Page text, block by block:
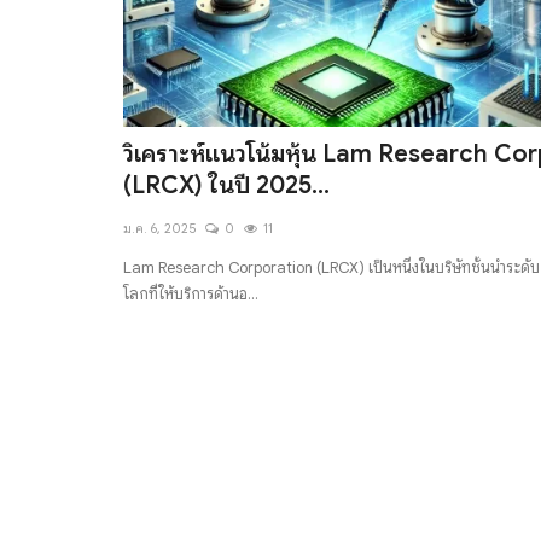
วิเคราะห์แนวโน้มหุ้น Lam Research
(LRCX) ในปี 2025...
ม.ค. 6, 2025 0 11
Lam Research Corporation (LRCX) เป็นหนึ่งในบริษัทชั้นนำระดับ
โลกที่ให้บริการด้านอ...